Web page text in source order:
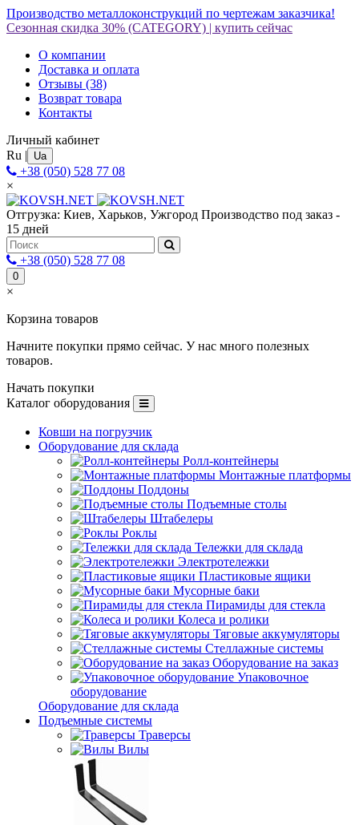
Производство металлоконструкций по чертежам заказчика!
Сезонная скидка 30% (CATEGORY) | купить сейчас
О компании
Доставка и оплата
Отзывы (38)
Возврат товара
Контакты
Личный кабинет
Ru | Ua
+38 (050) 528 77 08
×
Отгрузка: Киев, Харьков, Ужгород Производство под заказ -
15 дней
+38 (050) 528 77 08
0
×
Корзина товаров
Начните покупки прямо сейчас. У нас много полезных
товаров.
Начать покупки
Каталог оборудования
Ковши на погрузчик
Оборудование для склада
Ролл-контейнеры
Монтажные платформы
Поддоны
Подъемные столы
Штабелеры
Роклы
Тележки для склада
Электротележки
Пластиковые ящики
Мусорные баки
Пирамиды для стекла
Колеса и ролики
Тяговые аккумуляторы
Стеллажные системы
Оборудование на заказ
Упаковочное
оборудование
Оборудование для склада
Подъемные системы
Траверсы
Вилы